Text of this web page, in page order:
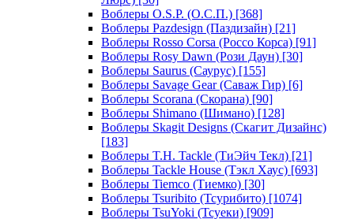
Воблеры O.S.P. (О.С.П.) [368]
Воблеры Pazdesign (Паздизайн) [21]
Воблеры Rosso Corsa (Россо Корса) [91]
Воблеры Rosy Dawn (Рози Даун) [30]
Воблеры Saurus (Саурус) [155]
Воблеры Savage Gear (Саваж Гир) [6]
Воблеры Scorana (Скорана) [90]
Воблеры Shimano (Шимано) [128]
Воблеры Skagit Designs (Скагит Дизайнс)
[183]
Воблеры T.H. Tackle (ТиЭйч Текл) [21]
Воблеры Tackle House (Тэкл Хаус) [693]
Воблеры Tiemco (Тиемко) [30]
Воблеры Tsuribito (Тсурибито) [1074]
Воблеры TsuYoki (Тсуеки) [909]